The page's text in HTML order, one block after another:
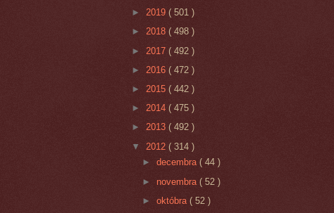
► 2019 ( 501 )
► 2018 ( 498 )
► 2017 ( 492 )
► 2016 ( 472 )
► 2015 ( 442 )
► 2014 ( 475 )
► 2013 ( 492 )
▼ 2012 ( 314 )
►decembra( 44 )
►novembra( 52 )
►októbra( 52 )